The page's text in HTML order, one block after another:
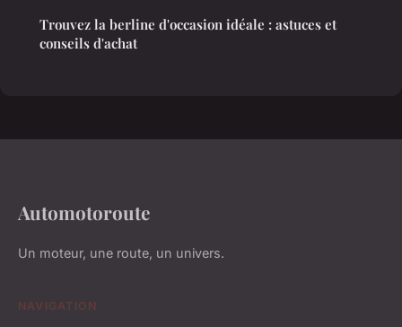
Trouvez la berline d'occasion idéale : astuces et
conseils d'achat
Automotoroute
Un moteur, une route, un univers.
NAVIGATION